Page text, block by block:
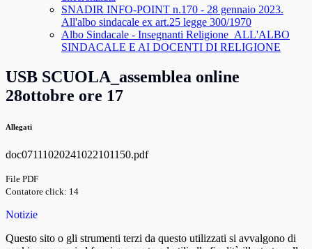
SNADIR INFO-POINT n.170 - 28 gennaio 2023.
All'albo sindacale ex art.25 legge 300/1970
Albo Sindacale - Insegnanti Religione_ALL'ALBO
SINDACALE E AI DOCENTI DI RELIGIONE
USB SCUOLA_assemblea online
28ottobre ore 17
Allegati
doc07111020241022101150.pdf
File PDF
Contatore click: 14
Notizie
Questo sito o gli strumenti terzi da questo utilizzati si avvalgono di